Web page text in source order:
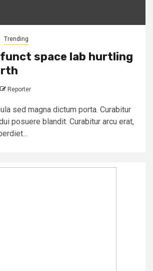
Trending
space lab hurtling
Reporter
sed magna dictum porta. Curabitur
posuere blandit. Curabitur arcu erat,